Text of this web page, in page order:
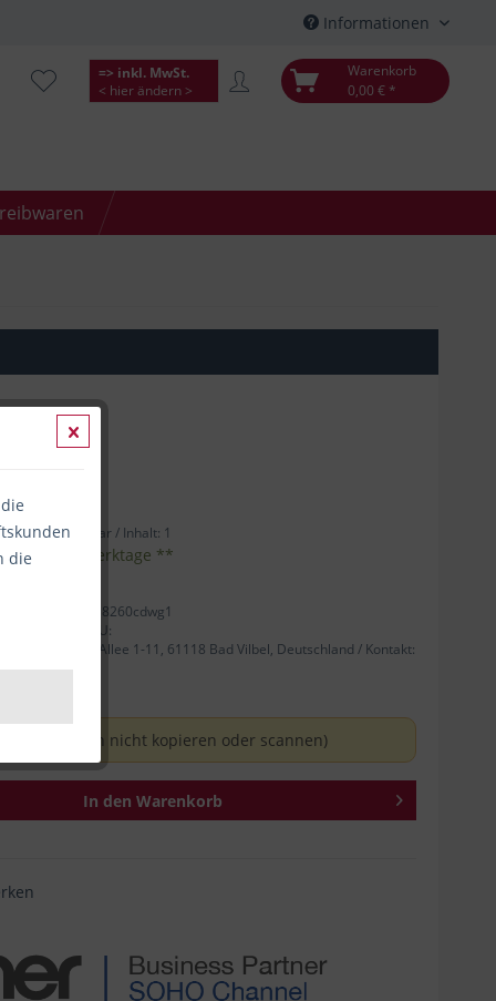
Informationen
=> inkl. MwSt.
< hier ändern >
Warenkorb
0,00 € *
Lager verfügbar / Inhalt: 1
1-3 Werktage **
hll8260cdwg1
für die EU:
Adenauer-Allee 1-11, 61118 Bad Vilbel, Deutschland / Kontakt:
Drucker (kann nicht kopieren oder scannen)
In den Warenkorb
die